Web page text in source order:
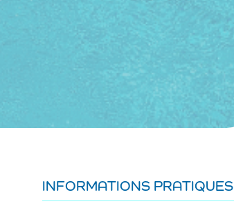
INFORMATIONS PRATIQUES